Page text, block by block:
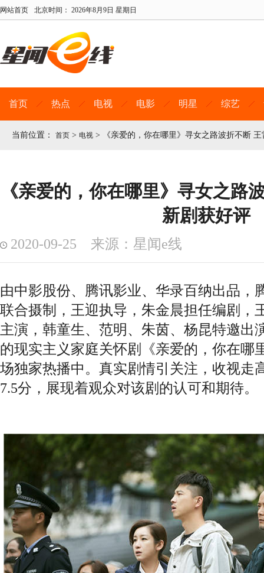
网站首页 北京时间： 2026年8月9日 星期日
首页 热点 电视 电影 明星 综艺
当前位置： 首页 > 电视 > 《亲爱的，你在哪里》寻女之路波折不断
《亲爱的，你在哪里》寻女之路
新剧获好评
2020-09-25 来源：星闻e线
由中影股份、腾讯影业、华录百纳出品，
联合摄制，王迎执导，朱金晨担任编剧，
主演，韩童生、范明、朱茵、杨昆特邀出
的现实主义家庭关怀剧《亲爱的，你在哪
场独家热播中。真实剧情引关注，收视走
7.5分，展现着观众对该剧的认可和期待。